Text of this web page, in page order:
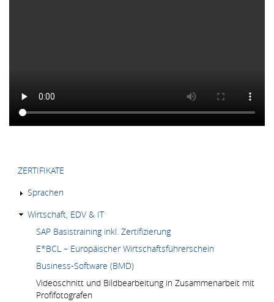
HAUPTMENÜ
ZERTIFIKATE
Sprachen
Wirtschaft, EDV & IT
SAP Basistraining inkl. Zertifizierung
E*BCL – Europäischer Wirtschaftsführerschein
Business-Software (BMD)
Videoschnitt und Bildbearbeitung in Zusammenarbeit mit
Profifotografen